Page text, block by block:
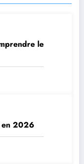
le
en 2026